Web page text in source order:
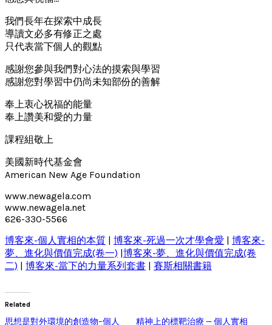
我們長年在探索中成長
導讀文必多有修正之處
只代表當下個人的觀點
感謝您參與我們對心法的摸索與學習
感謝您對學習中仍尚未知部份的善解
奉上衷心祝福的能量
奉上讚美和愛的力量
課程組敬上
美國新時代基金會
American New Age Foundation
www.newagela.com
www.newagela.net
626-330-5566
博客來-個人實相的本質
博客來-死過一次才學會愛
博客來-
夢、進化與價值完成(卷一) 博客來-夢、進化與價值完成(卷
二)
博客來-當下的力量系列套書 賽斯相關書籍
Related
思想是對外環境的創造物–個人
精神上的標靶治療 — 個人實相